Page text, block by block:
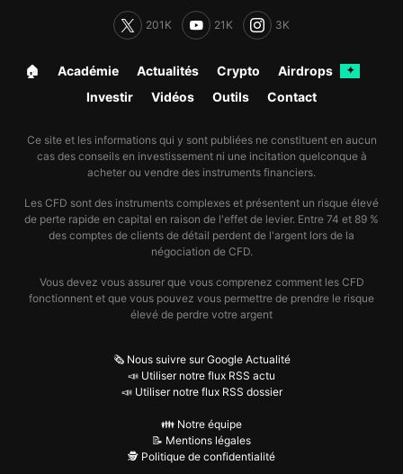
201K 21K 3K
🏠︎ Académie Actualités Crypto Airdrops ✦
Investir Vidéos Outils Contact
Ce site et les informations qui y sont publiées ne constituent en aucun
cas des conseils en investissement ni une incitation quelconque à
acheter ou vendre des instruments financiers.
Les CFD sont des instruments complexes et présentent un risque élevé
de perte rapide en capital en raison de l'effet de levier. Entre 74 et 89 %
des comptes de clients de détail perdent de l'argent lors de la
négociation de CFD.
Vous devez vous assurer que vous comprenez comment les CFD
fonctionnent et que vous pouvez vous permettre de prendre le risque
élevé de perdre votre argent
🗞️ Nous suivre sur Google Actualité
📣 Utiliser notre flux RSS actu
📣 Utiliser notre flux RSS dossier
👪 Notre équipe
📝 Mentions légales
🕵️ Politique de confidentialité